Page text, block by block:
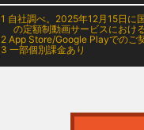
1 自社調べ。2025年12月15日に
の定額制動画サービスにおけ
2 App Store/Google Playでのご
3 一部個別課金あり